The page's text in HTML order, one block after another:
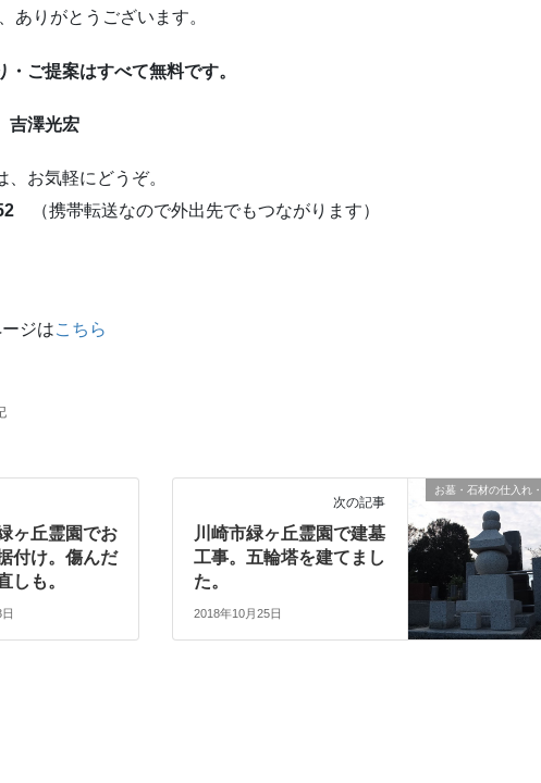
ありがとうございます。
ご提案はすべて無料です。
吉澤光宏
お気軽にどうぞ。
（携帯転送なので外出先でもつながります）
ジはこちら
ヶ丘霊園でお
付け。傷んだ
しも。
お墓・石材の仕入れ
次の記事
川崎市緑ヶ丘霊園で建墓
工事。五輪塔を建てまし
た。
2018年10月25日